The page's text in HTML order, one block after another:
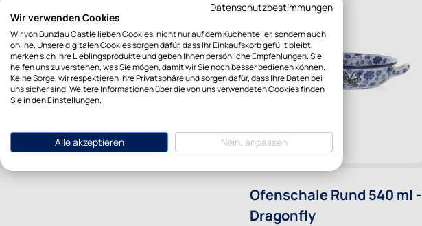
€
-
Anwenden
Ofenschale Rund 540 ml -
Dragonfly
Datenschutzbestimmungen
Wir verwenden Cookies
Wir von Bunzlau Castle lieben Cookies, nicht nur auf dem Kuchenteller, sondern auch
online. Unsere digitalen Cookies sorgen dafür, dass Ihr Einkaufskorb gefüllt bleibt,
merken sich Ihre Lieblingsprodukte und geben Ihnen persönliche Empfehlungen. Sie
helfen uns zu verstehen, was Sie mögen, damit wir Sie noch besser bedienen können.
Keine Sorge, wir respektieren Ihre Privatsphäre und sorgen dafür, dass Ihre Daten bei
uns sicher sind. Weitere Informationen über die von uns verwendeten Cookies finden
Sie in den Einstellungen.
Alle akzeptieren Nein, anpassen